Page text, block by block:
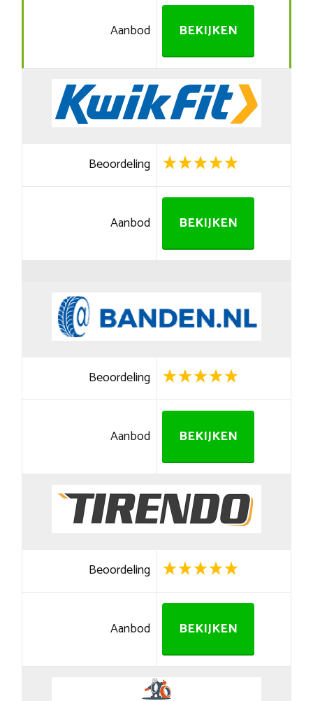
Aanbod BEKIJKEN
Beoordeling
Aanbod BEKIJKEN
Beoordeling
Aanbod BEKIJKEN
Beoordeling
Aanbod BEKIJKEN